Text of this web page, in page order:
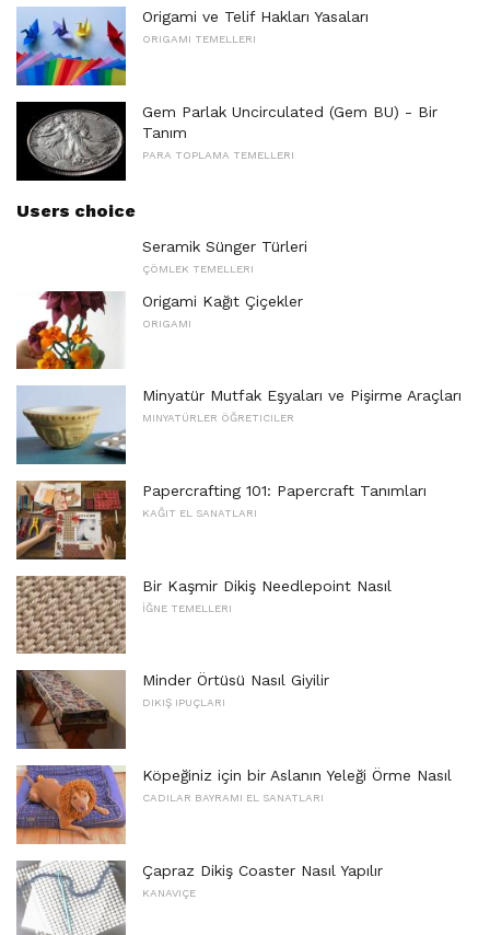
Origami ve Telif Hakları Yasaları
ORIGAMI TEMELLERI
Gem Parlak Uncirculated (Gem BU) - Bir
Tanım
PARA TOPLAMA TEMELLERI
Users choice
Seramik Sünger Türleri
ÇÖMLEK TEMELLERI
Origami Kağıt Çiçekler
ORIGAMI
Minyatür Mutfak Eşyaları ve Pişirme Araçları
MINYATÜRLER ÖĞRETICILER
Papercrafting 101: Papercraft Tanımları
KAĞIT EL SANATLARI
Bir Kaşmir Dikiş Needlepoint Nasıl
İĞNE TEMELLERI
Minder Örtüsü Nasıl Giyilir
DIKIŞ IPUÇLARI
Köpeğiniz için bir Aslanın Yeleği Örme Nasıl
CADILAR BAYRAMI EL SANATLARI
Çapraz Dikiş Coaster Nasıl Yapılır
KANAVIÇE